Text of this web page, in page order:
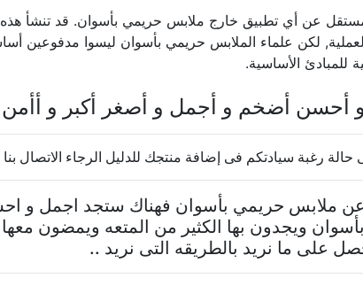
عن أي تطبيق خارج ملابس حريمي بأسوان. قد تنشأ هذه
لكن علماء الملابس حريمي بأسوان ليسوا مدفوعين
للمبادئ الأساسية.
أضخم و أجمل و أصغر أكبر و
رغبة سيادتكم فى إضافة منتجك للدليل الرجاء الاتصال بنا
عن ملابس حريمي بأسوان فهناك ستجد اجمل و
ويجدون بها الكثير من المتعه ويمضون
على ما نريد بالطريقه التى نريد ..